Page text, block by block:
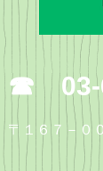
〒 １６７－０
​☎ 03-